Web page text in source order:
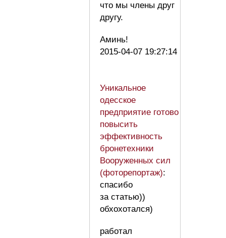
что мы члены друг
другу.
Аминь!
2015-04-07 19:27:14
Уникальное
одесское
предприятие готово
повысить
эффективность
бронетехники
Вооруженных сил
(фоторепортаж):
спасибо
за статью))
обхохотался)
работал